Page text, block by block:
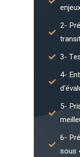
2-
3-
4-
5-
6-
sous